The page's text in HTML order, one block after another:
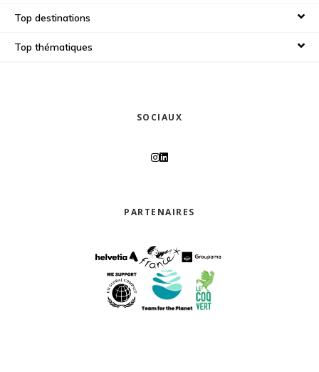
Top destinations
Top thématiques
SOCIAUX
PARTENAIRES